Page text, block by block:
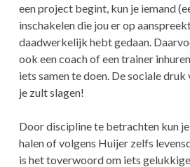
een project begint, kun je iemand
inschakelen die jou er op
daadwerkelijk hebt gedaan.
ook een coach of een trainer
iets samen te doen. De sociale
je zult slagen!
Door discipline te betrachten kun
halen of volgens Huijer zelfs
is het toverwoord om iets